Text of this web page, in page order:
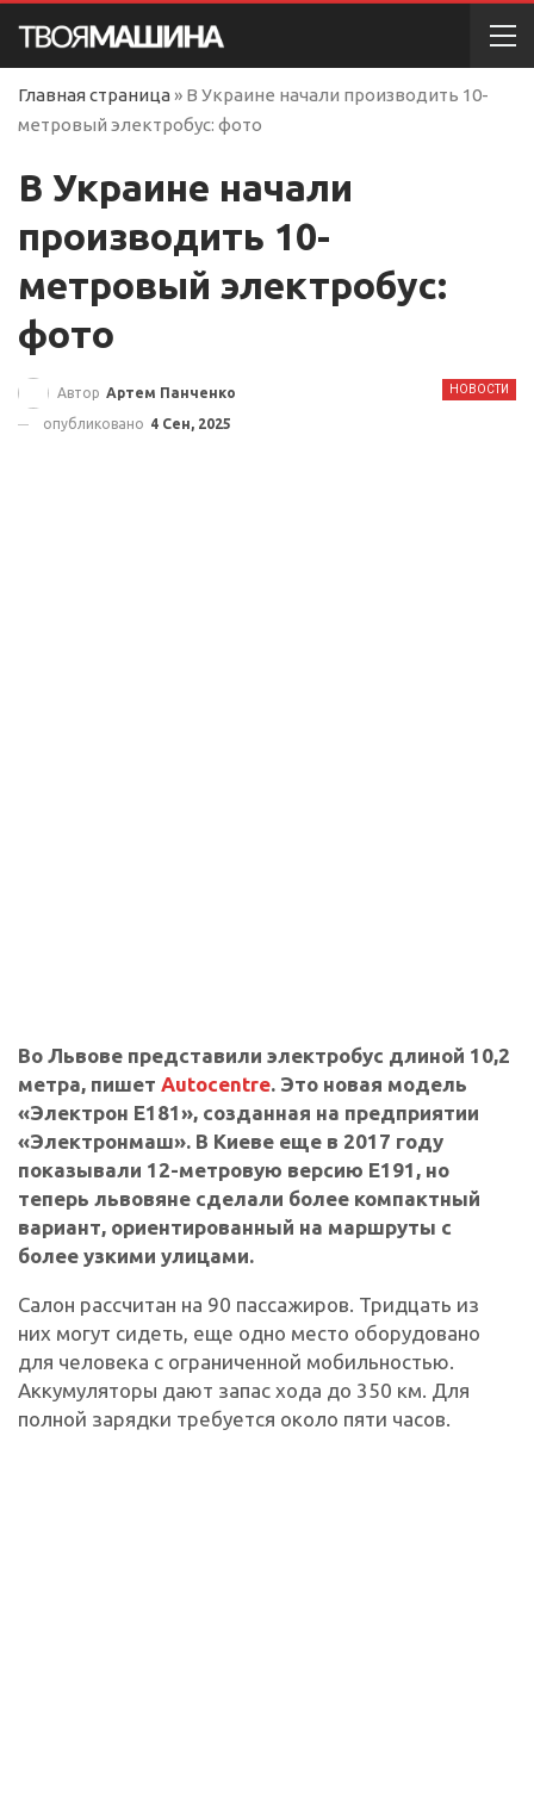
Главная страница » В Украине начали производить 10-
метровый электробус: фото
В Украине начали
производить 10-
метровый электробус:
фото
НОВОСТИ
Автор Артем Панченко
опубликовано 4 Сен, 2025
Во Львове представили электробус длиной 10,2
метра, пишет Autocentre. Это новая модель
«Электрон Е181», созданная на предприятии
«Электронмаш». В Киеве еще в 2017 году
показывали 12-метровую версию Е191, но
теперь львовяне сделали более компактный
вариант, ориентированный на маршруты с
более узкими улицами.
Салон рассчитан на 90 пассажиров. Тридцать из
них могут сидеть, еще одно место оборудовано
для человека с ограниченной мобильностью.
Аккумуляторы дают запас хода до 350 км. Для
полной зарядки требуется около пяти часов.